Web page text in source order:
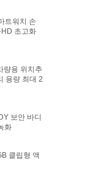
트워치 손
초고화
량용 위치추
용량 최대 2
보안 바디
화
클립형 액